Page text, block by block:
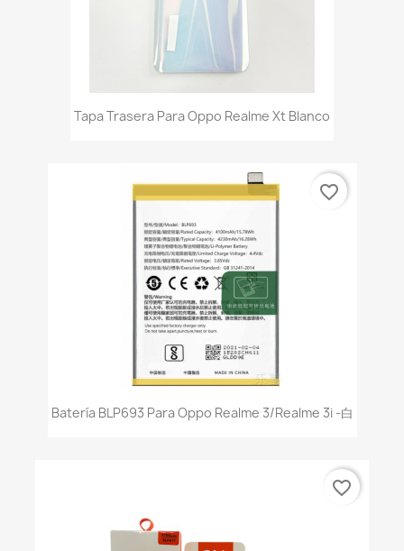
Tapa Trasera Para Oppo Realme Xt Blanco
Batería BLP693 Para Oppo Realme 3/Realme 3i -白
favorite_border
favorite_border